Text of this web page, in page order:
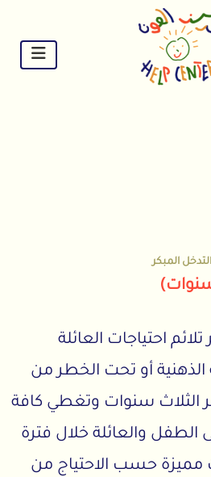
التدخل المبكر
احتياجات العائلة
أو تحت الخطر من
الثلاث سنوات وتغطي كافة
الطفل والعائلة خلال فترة
مميزة حسب الاحتياج من